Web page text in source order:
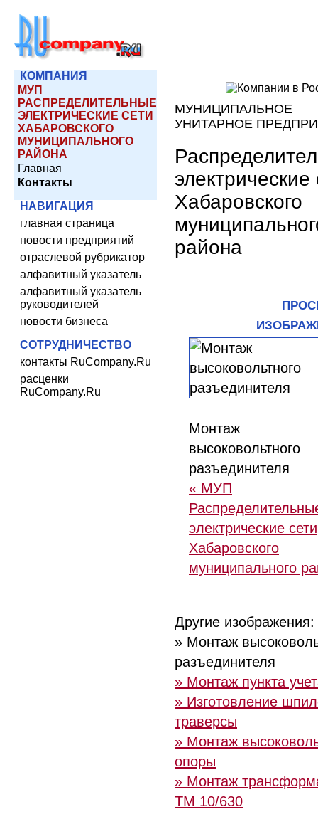
КОМПАНИЯ
МУП
РАСПРЕДЕЛИТЕЛЬНЫЕ
ЭЛЕКТРИЧЕСКИЕ СЕТИ
ХАБАРОВСКОГО
МУНИЦИПАЛЬНОГО
РАЙОНА
Главная
Контакты
НАВИГАЦИЯ
главная страница
новости предприятий
отраслевой рубрикатор
алфавитный указатель
алфавитный указатель
руководителей
новости бизнеса
СОТРУДНИЧЕСТВО
контакты RuCompany.Ru
расценки
RuCompany.Ru
МУНИЦИПАЛЬНОЕ
УНИТАРНОЕ
электрические
Хабаровского
района
Монтаж
высоковольтного
разъединителя
« МУП
электрические сети
Хабаровского
муниципального
Другие изображения:
» Монтаж
разъединителя
» Монтаж пункта
» Изготовление
траверсы
» Монтаж
опоры
» Монтаж
ТМ 10/630